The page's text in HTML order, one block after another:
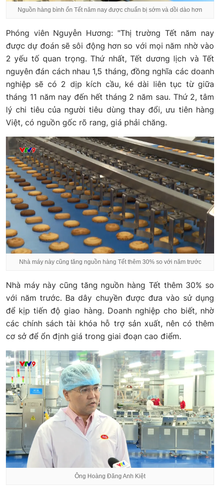
Nguồn hàng bình ổn Tết năm nay được chuẩn bị sớm và dồi dào hơn
Phóng viên Nguyễn Hương: "Thị trường Tết năm nay
được dự đoán sẽ sôi động hơn so với mọi năm nhờ vào
2 yếu tố quan trọng. Thứ nhất, Tết dương lịch và Tết
nguyên đán cách nhau 1,5 tháng, đồng nghĩa các doanh
nghiệp sẽ có 2 dịp kích cầu, ké dài liên tục từ giữa
tháng 11 năm nay đến hết tháng 2 năm sau. Thứ 2, tâm
lý chi tiêu của người tiêu dùng thay đổi, ưu tiên hàng
Việt, có nguồn gốc rõ rang, giá phải chăng.
Nhà máy này cũng tăng nguồn hàng Tết thêm 30% so với năm trước
Nhà máy này cũng tăng nguồn hàng Tết thêm 30% so
với năm trước. Ba dây chuyền được đưa vào sử dụng
để kịp tiến độ giao hàng. Doanh nghiệp cho biết, nhờ
các chính sách tài khóa hỗ trợ sản xuất, nên có thêm
cơ sở để ổn định giá trong giai đoạn cao điểm.
Ông Hoàng Đăng Anh Kiệt